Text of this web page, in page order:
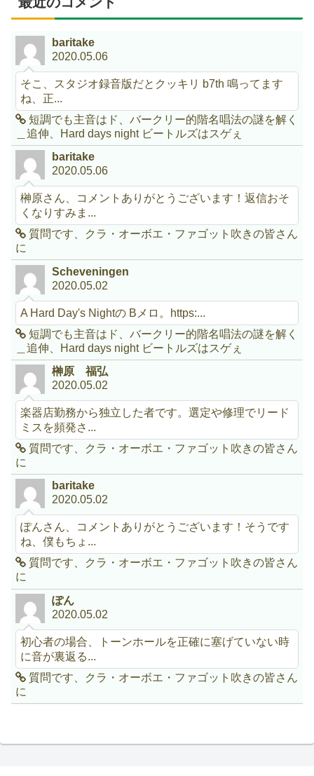
baritake
2020.05.06
そこ、スタジオ録音版だとクッキリ b7th 鳴ってます
ね、正...
短調でも主音はド、バークリー的階名唱法の謎を解く
＿追伸、Hard days night ビートルズはスゲぇ
baritake
2020.05.06
榊原さん、コメントありがとうございます！返信おそ
くなりすみま...
質問です、クラ・オーボエ・ファゴット吹きの皆さん
に
Scheveningen
2020.05.02
A Hard Day's Nightの Bメロ。https:...
短調でも主音はド、バークリー的階名唱法の謎を解く
＿追伸、Hard days night ビートルズはスゲぇ
榊原 福弘
2020.05.02
楽器店勤務から独立した者です。選定や修理でリード
ミスを頻発さ...
質問です、クラ・オーボエ・ファゴット吹きの皆さん
に
baritake
2020.05.02
ぽんさん、コメントありがとうございます！そうです
ね、僕もちょ...
質問です、クラ・オーボエ・ファゴット吹きの皆さん
に
ぽん
2020.05.02
初心者の場合、トーンホールを正確に塞げていない時
に音が裏返る...
質問です、クラ・オーボエ・ファゴット吹きの皆さん
に